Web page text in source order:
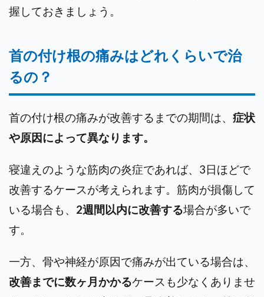
握しておきましょう。
首の付け根の痛みはどれくらいで治
るの？
首の付け根の痛みが改善するまでの期間は、 症状
や原因によって異なります。
寝違えのような筋肉の炎症であれば、3日ほどで
改善するケースが考えられます。筋肉が損傷して
いる場合も、 2週間以内に改善する場合が多いで
す。
一方、骨や神経が原因で痛みが出ている場合は、
改善までに数ヶ月かかるケースも少なくありませ